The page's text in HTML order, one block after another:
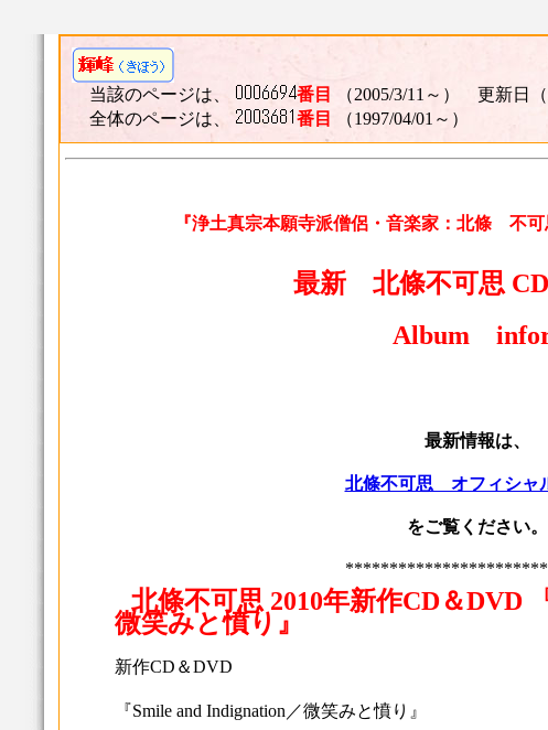
当該のページは、 番目 （2005/3/11～） 更新日
全体のページは、
番目 （1997/04/01～）
『浄土真宗本願寺派僧侶・音楽家：北條 不可
最新 北條不可思
Album
最新情報は、
北條不可思 オフィシャ
をご覧ください。
北條不可思 2010年新作CD＆DVD
微笑みと憤り』
新作CD＆DVD
『Smile and Indignation／微笑みと憤り』